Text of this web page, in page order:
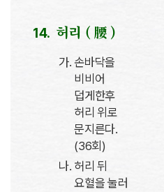
허리 ( 腰 )
손바닥을
비비어
덥게한후
허리 위로
문지른다.
(36회)
허리 뒤
요혈을 눌러